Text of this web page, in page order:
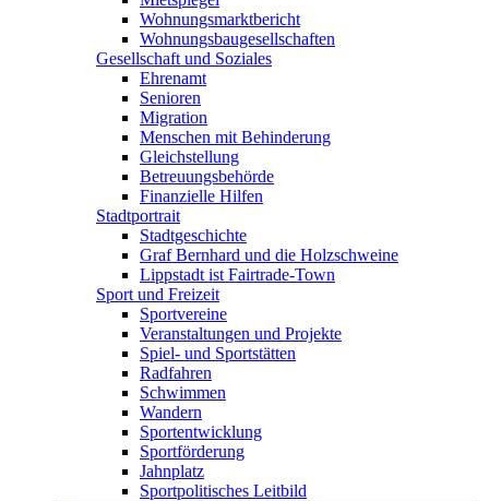
Wohnungsmarktbericht
Wohnungsbaugesellschaften
Gesellschaft und Soziales
Ehrenamt
Senioren
Migration
Menschen mit Behinderung
Gleichstellung
Betreuungsbehörde
Finanzielle Hilfen
Stadtportrait
Stadtgeschichte
Graf Bernhard und die Holzschweine
Lippstadt ist Fairtrade-Town
Sport und Freizeit
Sportvereine
Veranstaltungen und Projekte
Spiel- und Sportstätten
Radfahren
Schwimmen
Wandern
Sportentwicklung
Sportförderung
Jahnplatz
Sportpolitisches Leitbild